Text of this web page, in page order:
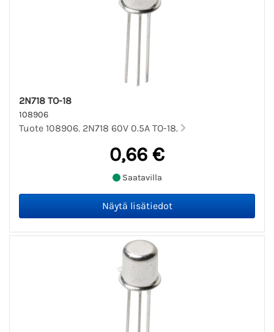
2N718 TO-18
108906
Tuote 108906. 2N718 60V 0.5A TO-18.
0,66 €
Saatavilla